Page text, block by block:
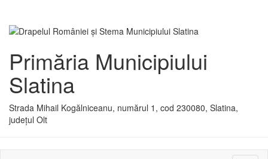
Primăria Municipiului
Slatina
Strada Mihail Kogălniceanu, numărul 1, cod 230080, Slatina,
județul Olt